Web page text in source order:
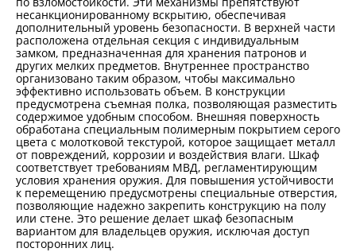
несанкционированному вскрытию, обеспечивая
дополнительный уровень безопасности. В верхней части
расположена отдельная секция с индивидуальным
замком, предназначенная для хранения патронов и
других мелких предметов. Внутреннее пространство
организовано таким образом, чтобы максимально
эффективно использовать объем. В конструкции
предусмотрена съемная полка, позволяющая разместить
содержимое удобным способом. Внешняя поверхность
обработана специальным полимерным покрытием серого
цвета с молотковой текстурой, которое защищает металл
от повреждений, коррозии и воздействия влаги. Шкаф
соответствует требованиям МВД, регламентирующим
условия хранения оружия. Для повышения устойчивости
к перемещению предусмотрены специальные отверстия,
позволяющие надежно закрепить конструкцию на полу
или стене. Это решение делает шкаф безопасным
вариантом для владельцев оружия, исключая доступ
посторонних лиц.